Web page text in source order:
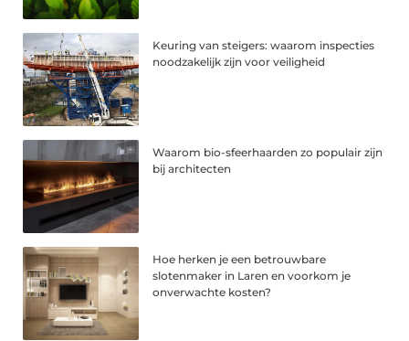
Keuring van steigers: waarom inspecties
noodzakelijk zijn voor veiligheid
Waarom bio-sfeerhaarden zo populair zijn
bij architecten
Hoe herken je een betrouwbare
slotenmaker in Laren en voorkom je
onverwachte kosten?